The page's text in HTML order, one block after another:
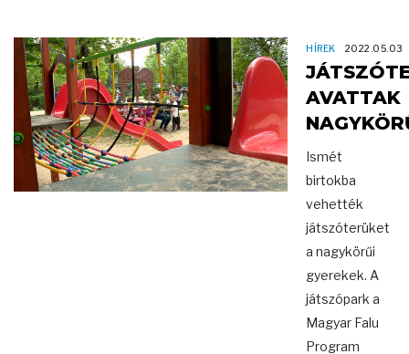
HÍREK 2022.05.03
AVATTAK
Ismét
birtokba
vehették
játszóterüket
a nagykörűi
gyerekek. A
játszópark a
Magyar Falu
Program